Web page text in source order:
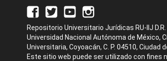
Repositorio Universitario Jurídicas RU-IIJ
Universidad Nacional Autónoma de México,
Universitaria, Coyoacán, C. P. 04510, Ciudad
Este sitio web puede ser utilizado con fines